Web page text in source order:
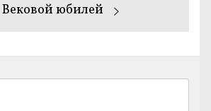
Следующая
Вековой юбилей